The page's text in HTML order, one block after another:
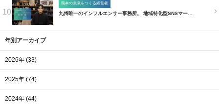
10
熊本の未来をつくる経営者
九州唯一のインフルエンサー事務所。 地域特化型SNSマー…
年別アーカイブ
2026年 (33)
2025年 (74)
2024年 (44)